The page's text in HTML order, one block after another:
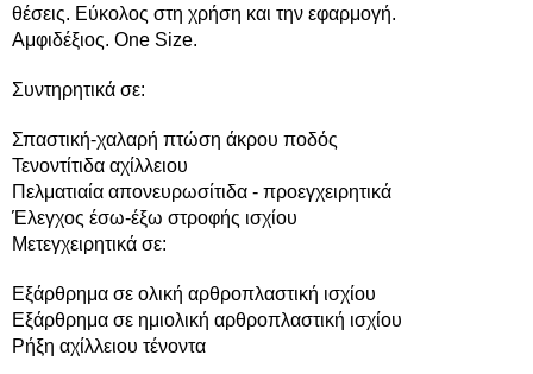
θέσεις. Εύκολος στη χρήση και την εφαρμογή.
Αμφιδέξιος. One Size.
Συντηρητικά σε:
Σπαστική-χαλαρή πτώση άκρου ποδός
Τενοντίτιδα αχίλλειου
Πελματιαία απονευρωσίτιδα - προεγχειρητικά
Έλεγχος έσω-έξω στροφής ισχίου
Μετεγχειρητικά σε:
Εξάρθρημα σε ολική αρθροπλαστική ισχίου
Εξάρθρημα σε ημιολική αρθροπλαστική ισχίου
Ρήξη αχίλλειου τένοντα